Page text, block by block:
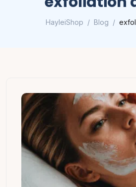
HayleiShop Blog